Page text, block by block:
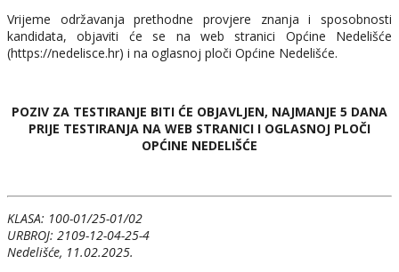
Vrijeme održavanja prethodne provjere znanja i sposobnosti
kandidata, objaviti će se na web stranici Općine Nedelišće
(https://nedelisce.hr) i na oglasnoj ploči Općine Nedelišće.
POZIV ZA TESTIRANJE BITI ĆE OBJAVLJEN, NAJMANJE 5 DANA
PRIJE TESTIRANJA NA WEB STRANICI I OGLASNOJ PLOČI
OPĆINE NEDELIŠĆE
KLASA: 100-01/25-01/02
URBROJ: 2109-12-04-25-4
Nedelišće, 11.02.2025.